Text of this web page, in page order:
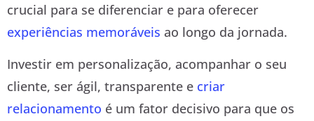
crucial para se diferenciar e para oferecer
experiências memoráveis ao longo da jornada.
Investir em personalização, acompanhar o seu
cliente, ser ágil, transparente e criar
relacionamento é um fator decisivo para que os